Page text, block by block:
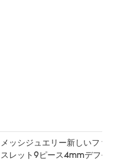
メッシジュエリー新しいファ
スレット9ピース4mmデフモ